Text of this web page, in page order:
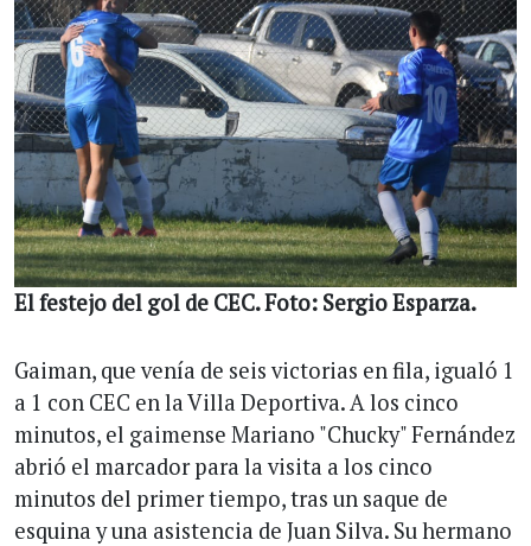
El festejo del gol de CEC. Foto: Sergio Esparza.
Gaiman, que venía de seis victorias en fila, igualó 1
a 1 con CEC en la Villa Deportiva. A los cinco
minutos, el gaimense Mariano "Chucky" Fernández
abrió el marcador para la visita a los cinco
minutos del primer tiempo, tras un saque de
esquina y una asistencia de Juan Silva. Su hermano